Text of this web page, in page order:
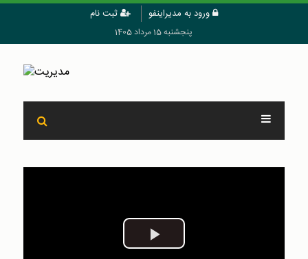
ورود به مدیراینفو ثبت نام
پنجشنبه 15 مرداد 1405
Play